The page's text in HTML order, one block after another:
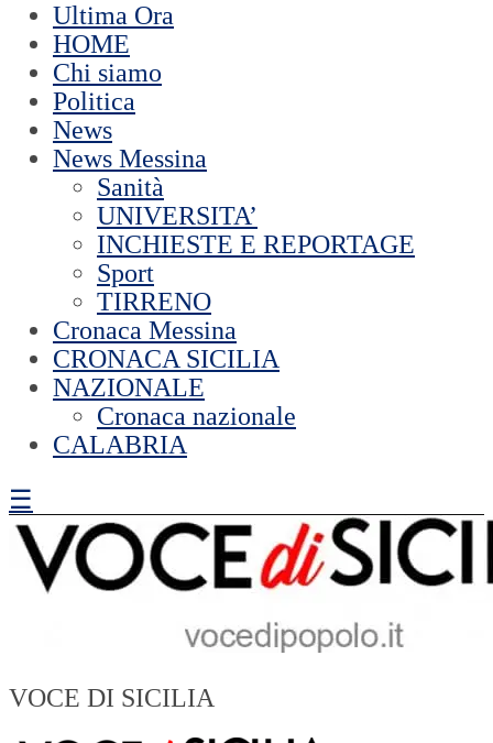
Ultima Ora
HOME
Chi siamo
Politica
News
News Messina
Sanità
UNIVERSITA’
INCHIESTE E REPORTAGE
Sport
TIRRENO
Cronaca Messina
CRONACA SICILIA
NAZIONALE
Cronaca nazionale
CALABRIA
☰
VOCE DI SICILIA